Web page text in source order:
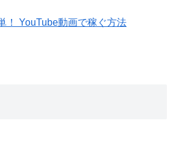
！ YouTube動画で稼ぐ方法